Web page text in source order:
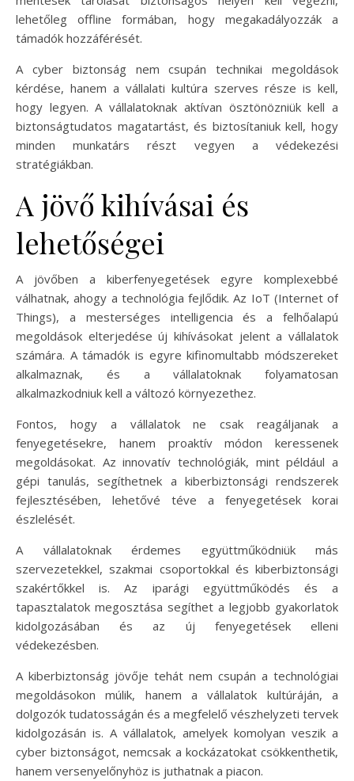
lehetőleg offline formában, hogy megakadályozzák a
támadók hozzáférését.
A cyber biztonság nem csupán technikai megoldások
kérdése, hanem a vállalati kultúra szerves része is kell,
hogy legyen. A vállalatoknak aktívan ösztönözniük kell a
biztonságtudatos magatartást, és biztosítaniuk kell, hogy
minden munkatárs részt vegyen a védekezési
stratégiákban.
A jövő kihívásai és
lehetőségei
A jövőben a kiberfenyegetések egyre komplexebbé
válhatnak, ahogy a technológia fejlődik. Az IoT (Internet of
Things), a mesterséges intelligencia és a felhőalapú
megoldások elterjedése új kihívásokat jelent a vállalatok
számára. A támadók is egyre kifinomultabb módszereket
alkalmaznak, és a vállalatoknak folyamatosan
alkalmazkodniuk kell a változó környezethez.
Fontos, hogy a vállalatok ne csak reagáljanak a
fenyegetésekre, hanem proaktív módon keressenek
megoldásokat. Az innovatív technológiák, mint például a
gépi tanulás, segíthetnek a kiberbiztonsági rendszerek
fejlesztésében, lehetővé téve a fenyegetések korai
észlelését.
A vállalatoknak érdemes együttműködniük más
szervezetekkel, szakmai csoportokkal és kiberbiztonsági
szakértőkkel is. Az iparági együttműködés és a
tapasztalatok megosztása segíthet a legjobb gyakorlatok
kidolgozásában és az új fenyegetések elleni
védekezésben.
A kiberbiztonság jövője tehát nem csupán a technológiai
megoldásokon múlik, hanem a vállalatok kultúráján, a
dolgozók tudatosságán és a megfelelő vészhelyzeti tervek
kidolgozásán is. A vállalatok, amelyek komolyan veszik a
cyber biztonságot, nemcsak a kockázatokat csökkenthetik,
hanem versenyelőnyhöz is juthatnak a piacon.